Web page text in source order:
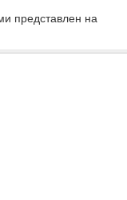
представлен на